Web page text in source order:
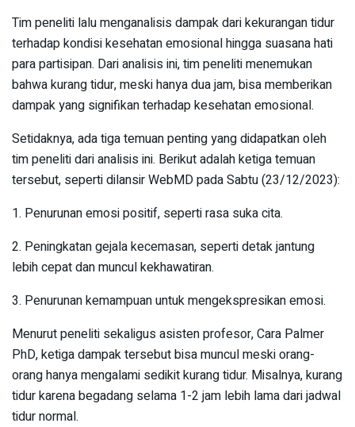
Tim peneliti lalu menganalisis dampak dari kekurangan tidur
terhadap kondisi kesehatan emosional hingga suasana hati
para partisipan. Dari analisis ini, tim peneliti menemukan
bahwa kurang tidur, meski hanya dua jam, bisa memberikan
dampak yang signifikan terhadap kesehatan emosional.
Setidaknya, ada tiga temuan penting yang didapatkan oleh
tim peneliti dari analisis ini. Berikut adalah ketiga temuan
tersebut, seperti dilansir WebMD pada Sabtu (23/12/2023):
1. Penurunan emosi positif, seperti rasa suka cita.
2. Peningkatan gejala kecemasan, seperti detak jantung
lebih cepat dan muncul kekhawatiran.
3. Penurunan kemampuan untuk mengekspresikan emosi.
Menurut peneliti sekaligus asisten profesor, Cara Palmer
PhD, ketiga dampak tersebut bisa muncul meski orang-
orang hanya mengalami sedikit kurang tidur. Misalnya, kurang
tidur karena begadang selama 1-2 jam lebih lama dari jadwal
tidur normal.